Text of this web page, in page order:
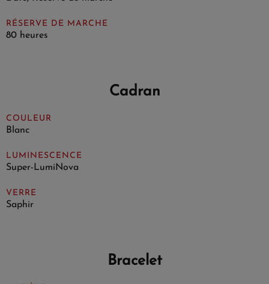
RÉSERVE DE MARCHE
80 heures
Cadran
COULEUR
Blanc
LUMINESCENCE
Super-LumiNova
VERRE
Saphir
Bracelet